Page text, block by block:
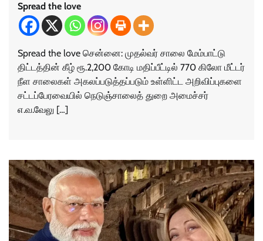
Spread the love
Spread the love சென்னை: முதல்வர் சாலை மேம்பாட்டு
திட்டத்தின் கீழ் ரூ.2,200 கோடி மதிப்பீட்டில் 770 கிலோ மீட்டர்
நீள சாலைகள் அகலப்படுத்தப்படும் உள்ளிட்ட அறிவிப்புகளை
சட்டப்பேரவையில் நெடுஞ்சாலைத் துறை அமைச்சர்
எ.வ.வேலு […]